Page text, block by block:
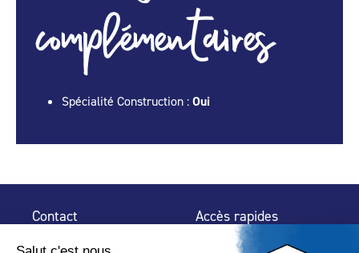
complémentaires
Spécialité Construction : Oui
Contact
32 rue de Mogador
Accès rapides
Espace Presse